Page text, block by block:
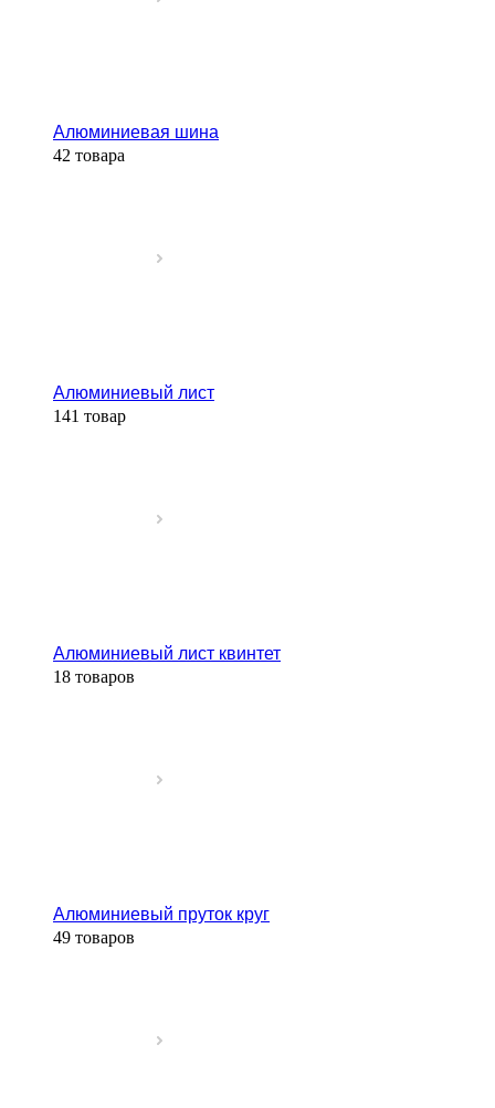
Алюминиевая шина
42 товара
Алюминиевый лист
141 товар
Алюминиевый лист квинтет
18 товаров
Алюминиевый пруток круг
49 товаров